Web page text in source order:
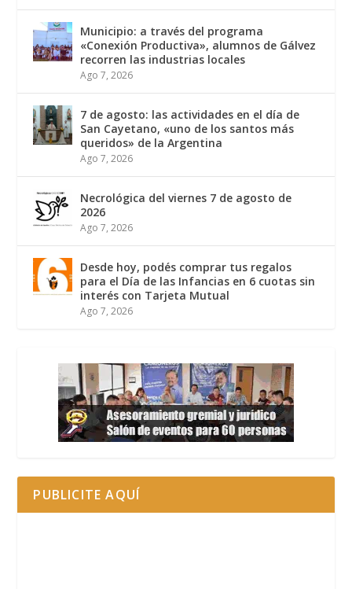
Municipio: a través del programa
«Conexión Productiva», alumnos de Gálvez
recorren las industrias locales
Ago 7, 2026
7 de agosto: las actividades en el día de
San Cayetano, «uno de los santos más
queridos» de la Argentina
Ago 7, 2026
Necrológica del viernes 7 de agosto de
2026
Ago 7, 2026
Desde hoy, podés comprar tus regalos
para el Día de las Infancias en 6 cuotas sin
interés con Tarjeta Mutual
Ago 7, 2026
PUBLICITE AQUÍ